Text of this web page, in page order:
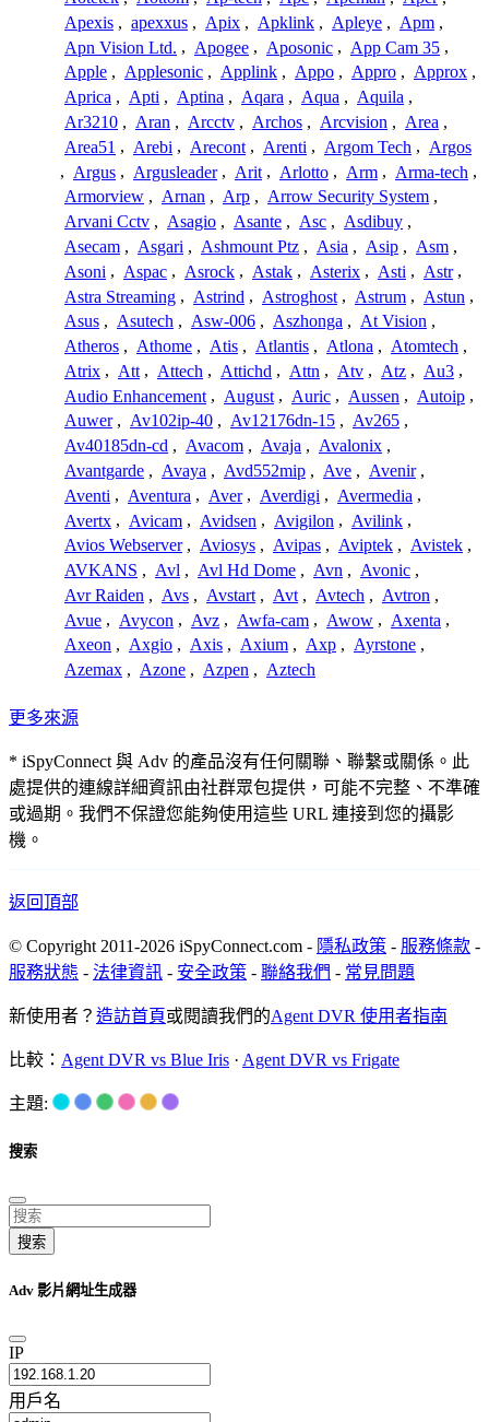
Apexis , apexxus , Apix , Apklink , Apleye , Apm ,
Apn Vision Ltd. , Apogee , Aposonic , App Cam 35 ,
Apple , Applesonic , Applink , Appo , Appro , Approx ,
Aprica , Apti , Aptina , Aqara , Aqua , Aquila ,
Ar3210 , Aran , Arcctv , Archos , Arcvision , Area ,
Area51 , Arebi , Arecont , Arenti , Argom Tech , Argos
, Argus , Argusleader , Arit , Arlotto , Arm , Arma-tech ,
Armorview , Arnan , Arp , Arrow Security System ,
Arvani Cctv , Asagio , Asante , Asc , Asdibuy ,
Asecam , Asgari , Ashmount Ptz , Asia , Asip , Asm ,
Asoni , Aspac , Asrock , Astak , Asterix , Asti , Astr ,
Astra Streaming , Astrind , Astroghost , Astrum , Astun ,
Asus , Asutech , Asw-006 , Aszhonga , At Vision ,
Atheros , Athome , Atis , Atlantis , Atlona , Atomtech ,
Atrix , Att , Attech , Attichd , Attn , Atv , Atz , Au3 ,
Audio Enhancement , August , Auric , Aussen , Autoip ,
Auwer , Av102ip-40 , Av12176dn-15 , Av265 ,
Av40185dn-cd , Avacom , Avaja , Avalonix ,
Avantgarde , Avaya , Avd552mip , Ave , Avenir ,
Aventi , Aventura , Aver , Averdigi , Avermedia ,
Avertx , Avicam , Avidsen , Avigilon , Avilink ,
Avios Webserver , Aviosys , Avipas , Aviptek , Avistek ,
AVKANS , Avl , Avl Hd Dome , Avn , Avonic ,
Avr Raiden , Avs , Avstart , Avt , Avtech , Avtron ,
Avue , Avycon , Avz , Awfa-cam , Awow , Axenta ,
Axeon , Axgio , Axis , Axium , Axp , Ayrstone ,
Azemax , Azone , Azpen , Aztech
更多來源
* iSpyConnect 與 Adv 的產品沒有任何關聯、聯繫或關係。此
處提供的連線詳細資訊由社群眾包提供，可能不完整、不準確
或過期。我們不保證您能夠使用這些 URL 連接到您的攝影
機。
返回頂部
© Copyright 2011-2026 iSpyConnect.com - 隱私政策 - 服務條款 -
服務狀態 - 法律資訊 - 安全政策 - 聯絡我們 - 常見問題
新使用者？ 造訪首頁或閱讀我們的Agent DVR 使用者指南
比較： Agent DVR vs Blue Iris · Agent DVR vs Frigate
主題:
搜索
搜索
Adv 影片網址生成器
IP
用戶名